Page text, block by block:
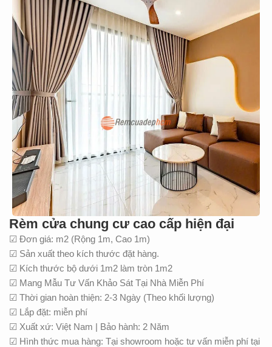
Rèm cửa chung cư cao cấp hiện đại
☑ Đơn giá: m2 (Rộng 1m, Cao 1m)
☑ Sản xuất theo kích thước đặt hàng.
☑ Kích thước bộ dưới 1m2 làm tròn 1m2
☑ Mang Mẫu Tư Vấn Khảo Sát Tại Nhà Miễn Phí
☑ Thời gian hoàn thiện: 2-3 Ngày (Theo khối lượng)
☑ Lắp đặt: miễn phí
☑ Xuất xứ: Việt Nam | Bảo hành: 2 Năm
☑ Hình thức mua hàng: Tại showroom hoặc tư vấn miễn phí tại